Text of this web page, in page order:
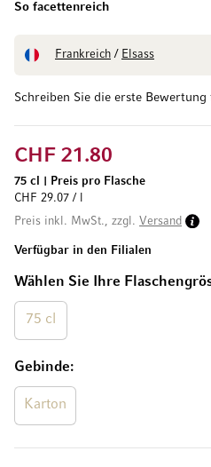
Schreiben Sie die erste
So facettenreich
Frankreich / Elsass
Wählen Sie Ihre
75 cl
Gebinde
Karton
CHF 21.80
75 cl
Preis pro Flasche
CHF 29.07 / l
Preis inkl. MwSt., zzgl. Versand
Verfügbar in den Filialen